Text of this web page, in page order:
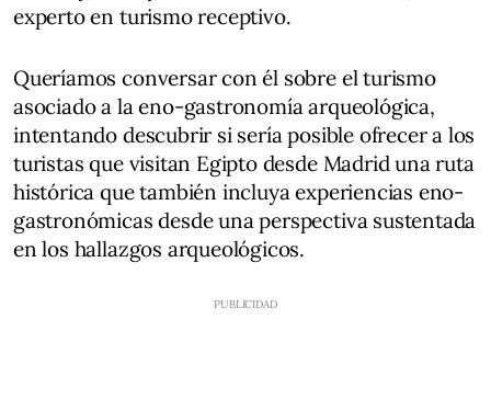
experto en turismo receptivo.
Queríamos conversar con él sobre el turismo
asociado a la eno-gastronomía arqueológica,
intentando descubrir si sería posible ofrecer a los
turistas que visitan Egipto desde Madrid una ruta
histórica que también incluya experiencias eno-
gastronómicas desde una perspectiva sustentada
en los hallazgos arqueológicos.